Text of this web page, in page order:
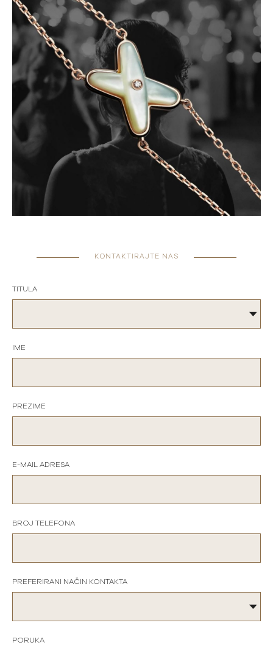
KONTAKTIRAJTE NAS
TITULA
IME
PREZIME
E-MAIL ADRESA
BROJ TELEFONA
PREFERIRANI NAČIN KONTAKTA
PORUKA